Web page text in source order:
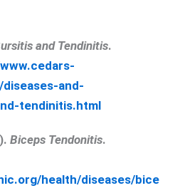
and Tendinitis.
and-
tendinitis.html
Biceps Tendonitis.
health/diseases/bice